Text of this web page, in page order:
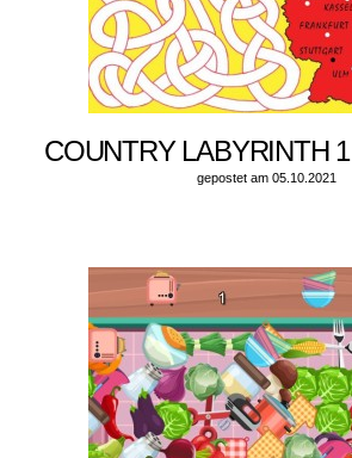
COUNTRY LABYRINTH 1
gepostet am 05.10.2021